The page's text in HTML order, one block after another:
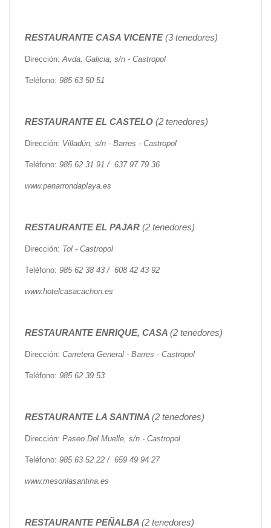
RESTAURANTE CASA VICENTE(3 tenedores)
Dirección: Avda. Galicia, s/n - Castropol
Teléfono: 985 63 50 51
RESTAURANTE EL CASTELO (2 tenedores)
Dirección: Villadún, s/n - Barres - Castropol
Teléfono: 985 62 31 91 / 637 97 79 36
www.penarrondaplaya.es
RESTAURANTE EL PAJAR (2 tenedores)
Dirección: Tol - Castropol
Teléfono: 985 62 38 43 / 608 42 43 92
www.hotelcasacachon.es
RESTAURANTE ENRIQUE, CASA (2 tenedores)
Dirección: Carretera General - Barres - Castropol
Teléfono: 985 62 39 53
RESTAURANTE LA SANTINA (2 tenedores)
Dirección: Paseo Del Muelle, s/n - Castropol
Teléfono: 985 63 52 22 / 659 49 94 27
www.mesonlasantina.es
RESTAURANTE PEÑALBA (2 tenedores)